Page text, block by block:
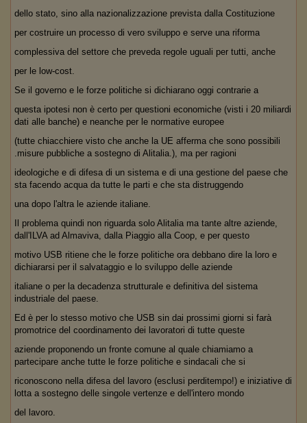
dello stato, sino alla nazionalizzazione prevista dalla Costituzione
per costruire un processo di vero sviluppo e serve una riforma
complessiva del settore che preveda regole uguali per tutti, anche
per le low-cost.
Se il governo e le forze politiche si dichiarano oggi contrarie a
questa ipotesi non è certo per questioni economiche (visti i 20 miliardi
dati alle banche) e neanche per le normative europee
(tutte chiacchiere visto che anche la UE afferma che sono possibili
.misure pubbliche a sostegno di Alitalia.), ma per ragioni
ideologiche e di difesa di un sistema e di una gestione del paese che
sta facendo acqua da tutte le parti e che sta distruggendo
una dopo l'altra le aziende italiane.
Il problema quindi non riguarda solo Alitalia ma tante altre aziende,
dall'ILVA ad Almaviva, dalla Piaggio alla Coop, e per questo
motivo USB ritiene che le forze politiche ora debbano dire la loro e
dichiararsi per il salvataggio e lo sviluppo delle aziende
italiane o per la decadenza strutturale e definitiva del sistema
industriale del paese.
Ed è per lo stesso motivo che USB sin dai prossimi giorni si farà
promotrice del coordinamento dei lavoratori di tutte queste
aziende proponendo un fronte comune al quale chiamiamo a
partecipare anche tutte le forze politiche e sindacali che si
riconoscono nella difesa del lavoro (esclusi perditempo!) e iniziative di
lotta a sostegno delle singole vertenze e dell'intero mondo
del lavoro.